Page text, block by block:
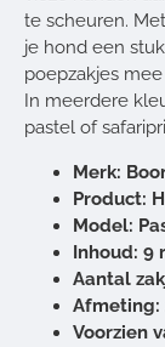
te scheuren.
je hond een
poepzakjes
In meerdere
pastel of
Merk:
Product:
Model:
Inhoud: 9
Aantal
Afmeting:
Voorzien